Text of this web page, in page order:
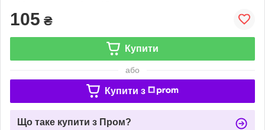
105 ₴
Купити
або
Купити з
Що таке купити з Пром?